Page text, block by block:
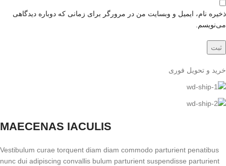
ذخیره نام، ایمیل و وبسایت من در مرورگر برای زمانی که دوباره دیدگاهی
می‌نویسم.
خرید و تحویل فوری
MAECENAS IACULIS
Vestibulum curae torquent diam diam commodo parturient penatibus
nunc dui adipiscing convallis bulum parturient suspendisse parturient